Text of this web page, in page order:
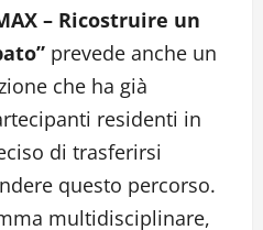
– Ricostruire un
prevede anche un
che ha già
residenti in
di trasferirsi
questo percorso.
multidisciplinare,